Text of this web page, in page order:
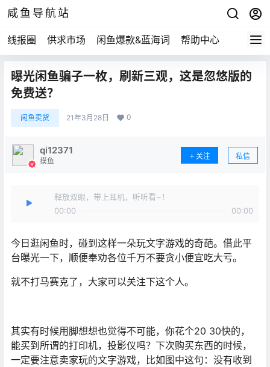
咸鱼导航站
线报圈 供求市场 闲鱼爆款&蓝海词 帮助中心
曝光闲鱼骗子一枚，刷新三观，这是忽悠版的
免费送？
闲鱼卖货 21年3月28日 0
qi12371
摸鱼
关注 私信
释放双眼，带上耳机，听听看~！
00:00
00:00
今日逛闲鱼时，碰到这样一朵玩文字游戏的奇葩。借此平
台曝光一下，顺便奉劝各位千万不要贪小便宜吃大亏。
就不打马赛克了，大家可以关注下这个人。
其实有时候用脚想想也觉得不可能，你花个20 30快的，
能买到所谓的打印机，投影仪吗？下次购买东西的时候，
一定要注意卖家玩的文字游戏，比如图中这句：没有收到